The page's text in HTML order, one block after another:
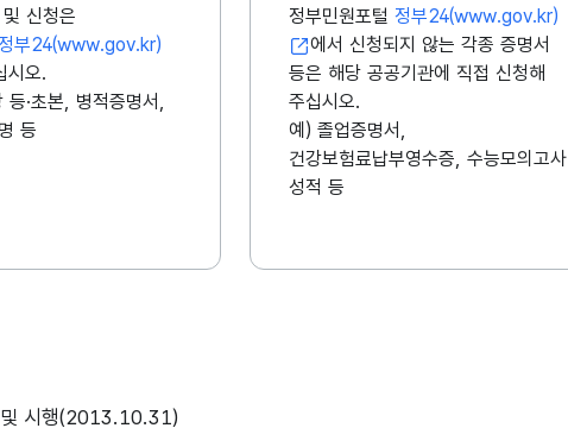
신청은
부24(www.gov.kr)
시오.
등·초본, 병적증명서,
등
정부민원포털 정부24(www.gov.kr)
에서 신청되지 않는 각종 증명서
등은 해당 공공기관에 직접 신청해
주십시오.
예) 졸업증명서,
건강보험료납부영수증, 수능모의고사
성적 등
및 시행(2013.10.31)